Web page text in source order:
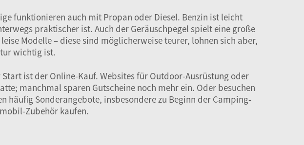
funktionieren auch mit Propan oder Diesel. Benzin ist leicht
praktischer ist. Auch der Geräuschpegel spielt eine große
Modelle – diese sind möglicherweise teurer, lohnen sich aber,
wichtig ist.
ist der Online-Kauf. Websites für Outdoor-Ausrüstung oder
manchmal sparen Gutscheine noch mehr ein. Oder besuchen
häufig Sonderangebote, insbesondere zu Beginn der Camping-
Zubehör kaufen.